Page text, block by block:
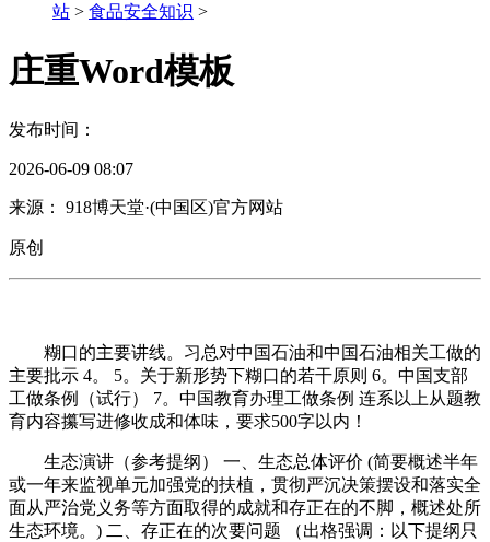
站 > 食品安全知识 >
庄重Word模板
发布时间：
2026-06-09 08:07
来源： 918博天堂·(中国区)官方网站
原创
糊口的主要讲线。习总对中国石油和中国石油相关工做的
主要批示 4。 5。关于新形势下糊口的若干原则 6。中国支部
工做条例（试行） 7。中国教育办理工做条例 连系以上从题教
育内容攥写进修收成和体味，要求500字以内！
生态演讲（参考提纲） 一、生态总体评价 (简要概述半年
或一年来监视单元加强党的扶植，贯彻严沉决策摆设和落实全
面从严治党义务等方面取得的成就和存正在的不脚，概述处所
生态环境。) 二、存正在的次要问题 （出格强调：以下提纲只